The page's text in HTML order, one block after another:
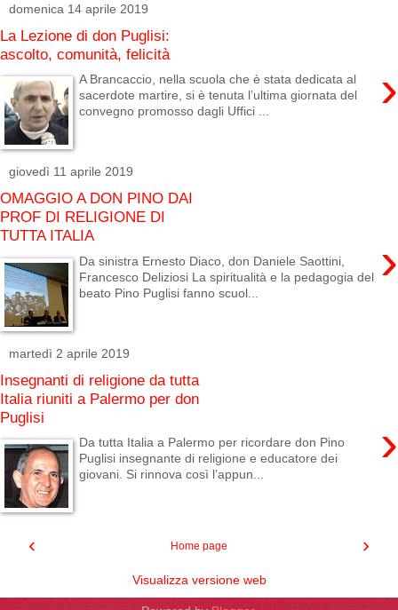
domenica 14 aprile 2019
La Lezione di don Puglisi:
ascolto, comunità, felicità
›
A Brancaccio, nella scuola che è stata dedicata al
sacerdote martire, si è tenuta l’ultima giornata del
convegno promosso dagli Uffici ...
giovedì 11 aprile 2019
OMAGGIO A DON PINO DAI
PROF DI RELIGIONE DI
TUTTA ITALIA
›
Da sinistra Ernesto Diaco, don Daniele Saottini,
Francesco Deliziosi La spiritualità e la pedagogia del
beato Pino Puglisi fanno scuol...
martedì 2 aprile 2019
Insegnanti di religione da tutta
Italia riuniti a Palermo per don
Puglisi
›
Da tutta Italia a Palermo per ricordare don Pino
Puglisi insegnante di religione e educatore dei
giovani. Si rinnova così l’appun...
‹ ›
Home page
Visualizza versione web